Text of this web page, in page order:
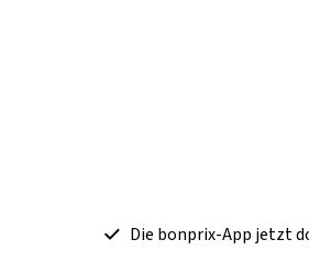
Die bonprix-App jetzt